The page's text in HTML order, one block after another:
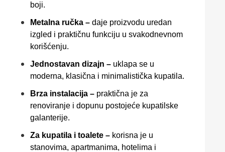
boji.
Metalna ručka – daje proizvodu uredan
izgled i praktičnu funkciju u svakodnevnom
korišćenju.
Jednostavan dizajn – uklapa se u
moderna, klasična i minimalistička kupatila.
Brza instalacija – praktična je za
renoviranje i dopunu postojeće kupatilske
galanterije.
Za kupatila i toalete – korisna je u
stanovima, apartmanima, hotelima i